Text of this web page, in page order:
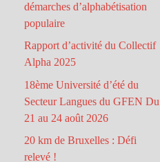
démarches d’alphabétisation
populaire
Rapport d’activité du Collectif
Alpha 2025
18ème Université d’été du
Secteur Langues du GFEN Du
21 au 24 août 2026
20 km de Bruxelles : Défi
relevé !